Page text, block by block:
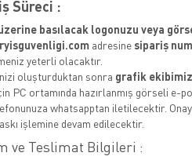
Süreci :
basılacak logonuzu veya
adresine sipariş
yeterli olacaktır.
oluşturduktan sonra grafik ekibimiz
PC ortamında hazırlanmış görseli e-
whatsapptan iletilecektir.
işlemine devam edilecektir.
ve Teslimat Bilgileri :